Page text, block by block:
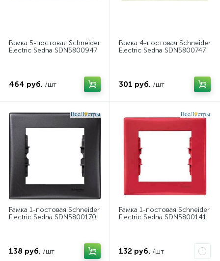
Рамка 5-постовая Schneider
Electric Sedna SDN5800947
464 руб. /шт
Рамка 4-постовая Schneider
Electric Sedna SDN5800747
301 руб. /шт
Рамка 1-постовая Schneider
Electric Sedna SDN5800170
138 руб. /шт
Рамка 1-постовая Schneider
Electric Sedna SDN5800141
132 руб. /шт